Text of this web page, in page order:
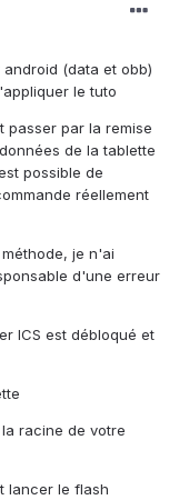
(data et obb)
le tuto
passer par la remise
de la tablette
possible de
réellement
je n'ai
d'une erreur
ICS est débloqué et
racine de votre
lancer le flash